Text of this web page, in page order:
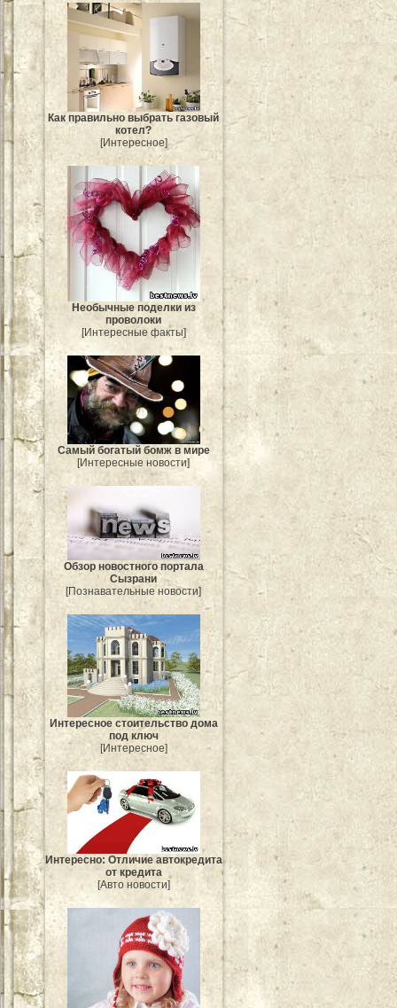
Как правильно выбрать газовый
котел?
[Интересное]
Необычные поделки из
проволоки
[Интересные факты]
Самый богатый бомж в мире
[Интересные новости]
Обзор новостного портала
Сызрани
[Познавательные новости]
Интересное стоительство дома
под ключ
[Интересное]
Интересно: Отличие автокредита
от кредита
[Авто новости]